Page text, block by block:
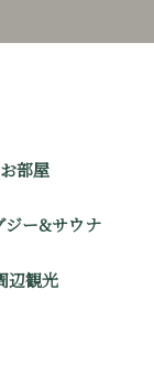
お部屋
ジー&サウナ
辺観光